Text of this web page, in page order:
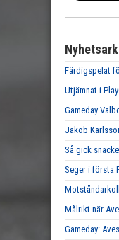
Färdigspelat
Utjämnat i
Gameday
Jakob
Så gick
Seger i första
Målrikt när
Gameday: